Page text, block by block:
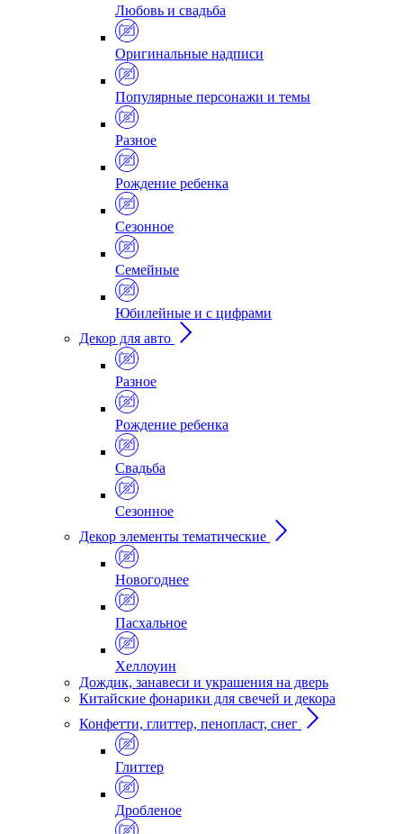
Любовь и свадьба
Оригинальные надписи
Популярные персонажи и темы
Разное
Рождение ребенка
Сезонное
Семейные
Юбилейные и с цифрами
Декор для авто
Разное
Рождение ребенка
Свадьба
Сезонное
Декор элементы тематические
Новогоднее
Пасхальное
Хеллоуин
Дождик, занавеси и украшения на дверь
Китайские фонарики для свечей и декора
Конфетти, глиттер, пенопласт, снег
Глиттер
Дробленое